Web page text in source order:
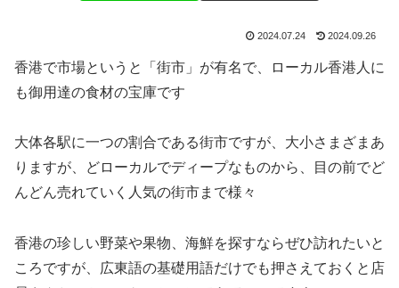
2024.07.24 2024.09.26
香港で市場というと「街市」が有名で、ローカル香港人に
も御用達の食材の宝庫です
大体各駅に一つの割合である街市ですが、大小さまざまあ
りますが、どローカルでディープなものから、目の前でど
んどん売れていく人気の街市まで様々
香港の珍しい野菜や果物、海鮮を探すならぜひ訪れたいと
ころですが、広東語の基礎用語だけでも押さえておくと店